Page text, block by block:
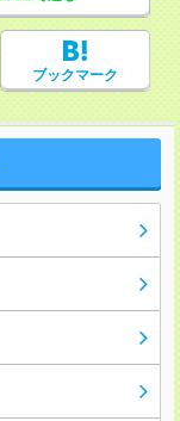
ブックマーク